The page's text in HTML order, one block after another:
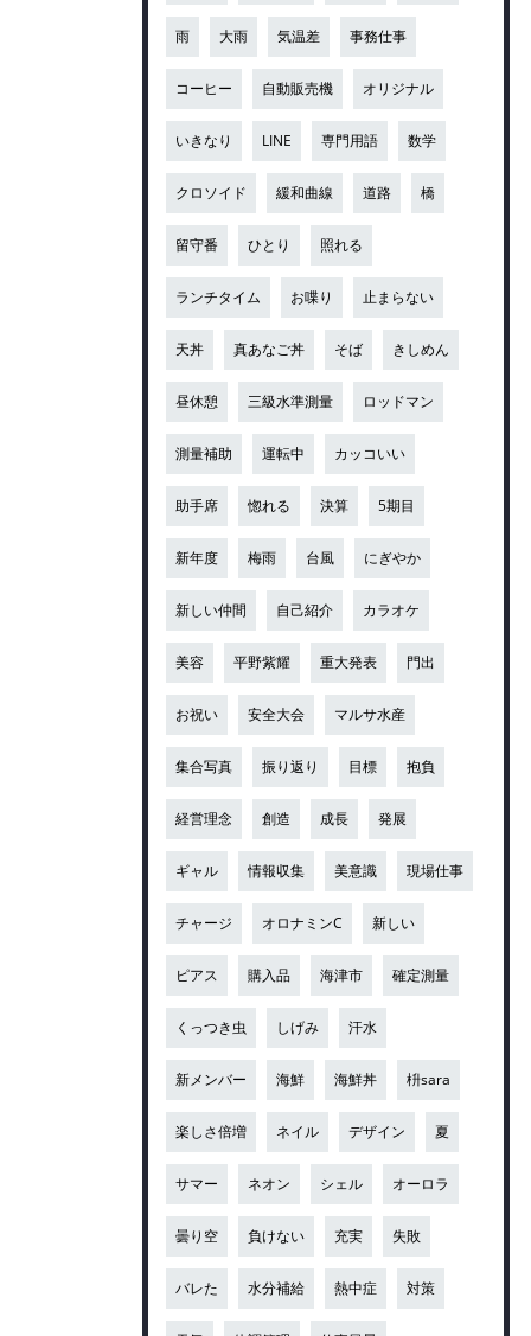
雨 大雨 気温差 事務仕事
コーヒー 自動販売機 オリジナル
いきなり LINE 専門用語 数学
クロソイド 緩和曲線 道路 橋
留守番 ひとり 照れる
ランチタイム お喋り 止まらない
天丼 真あなご丼 そば きしめん
昼休憩 三級水準測量 ロッドマン
測量補助 運転中 カッコいい
助手席 惚れる 決算 5期目
新年度 梅雨 台風 にぎやか
新しい仲間 自己紹介 カラオケ
美容 平野紫耀 重大発表 門出
お祝い 安全大会 マルサ水産
集合写真 振り返り 目標 抱負
経営理念 創造 成長 発展
ギャル 情報収集 美意識 現場仕事
チャージ オロナミンC 新しい
ピアス 購入品 海津市 確定測量
くっつき虫 しげみ 汗水
新メンバー 海鮮 海鮮丼 枡sara
楽しさ倍増 ネイル デザイン 夏
サマー ネオン シェル オーロラ
曇り空 負けない 充実 失敗
バレた 水分補給 熱中症 対策